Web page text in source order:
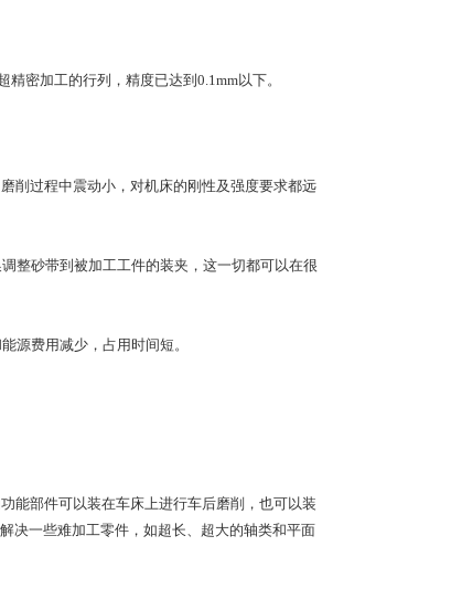
密加工的行列，精度已达到0.1mm以下。
过程中震动小，对机床的刚性及强度要求都远
砂带到被加工工件的装夹，这一切都可以在很
费用减少，占用时间短。
部件可以装在车床上进行车后磨削，也可以装
决一些难加工零件，如超长、超大的轴类和平面